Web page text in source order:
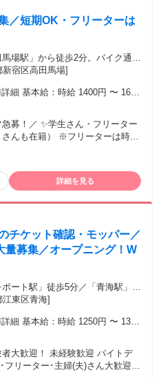
／短期OK・フリーターは
場駅」から徒歩2分。バイク通勤
宿区高田馬場]
細 基本給：時給 1400円 〜 1600
下の場合は時
・フリーター
フリーターは時給
話すことが好きな方 ・飲食業に
人スタッフ活躍中 ・第二新卒歓
接客業務があるた
方を対象としています。 ＿＿
・安定したシフトで働きたい方
方 ・飲食店の仕事を基礎から覚
れば気軽に相談できる環境で
ください！
詳細を見る
チケット確認・モッパー／
量募集／オープニング！W
ート駅」徒歩5分／「青海駅」徒
江東区青海]
細 基本給：時給 1250円 〜 1300
用・研修期間：20
給与条件が異なる 法定研修20
大歓迎！ 未経験歓迎 バイトデ
フリーター･主婦(夫)さん大歓迎